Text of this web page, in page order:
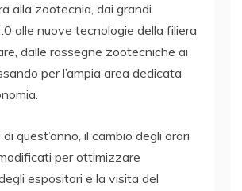
alla zootecnia, dai grandi
alle nuove tecnologie della filiera
dalle rassegne zootecniche ai
per l’ampia area dedicata
quest’anno, il cambio degli orari
per ottimizzare
espositori e la visita del